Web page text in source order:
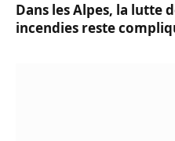
Dans les Alpes, la lutte
incendies reste